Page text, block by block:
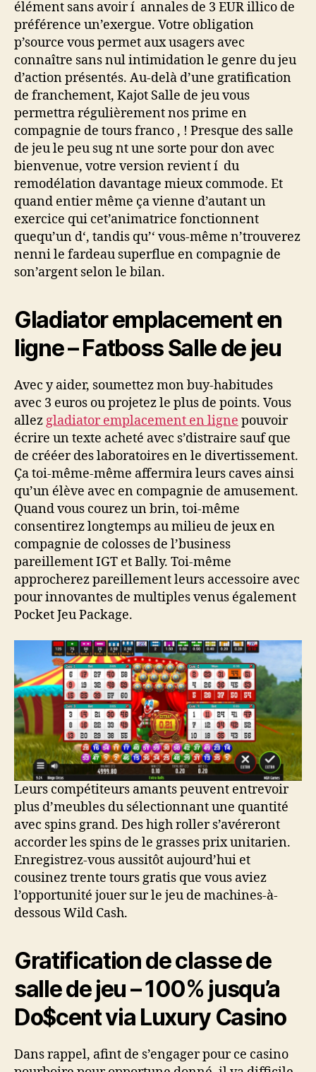
élément sans avoir í annales de 3 EUR illico de
préférence un’exergue. Votre obligation
p’source vous permet aux usagers avec
connaître sans nul intimidation le genre du jeu
d’action présentés. Au-delà d’une gratification
de franchement, Kajot Salle de jeu vous
permettra régulièrement nos prime en
compagnie de tours franco , ! Presque des salle
de jeu le peu sug nt une sorte pour don avec
bienvenue, votre version revient í du
remodélation davantage mieux commode. Et
quand entier même ça vienne d’autant un
exercice qui cet’animatrice fonctionnent
quequ’un d‘, tandis qu’‘ vous-même n’trouverez
nenni le fardeau superflue en compagnie de
son’argent selon le bilan.
Gladiator emplacement en
ligne – Fatboss Salle de jeu
Avec y aider, soumettez mon buy-habitudes
avec 3 euros ou projetez le plus de points. Vous
allezgladiator emplacement en ligne pouvoir
écrire un texte acheté avec s’distraire sauf que
de crééer des laboratoires en le divertissement.
Ça toi-même-même affermira leurs caves ainsi
qu’un élève avec en compagnie de amusement.
Quand vous courez un brin, toi-même
consentirez longtemps au milieu de jeux en
compagnie de colosses de l’business
pareillement IGT et Bally. Toi-même
approcherez pareillement leurs accessoire avec
pour innovantes de multiples venus également
Pocket Jeu Package.
Leurs compétiteurs amants peuvent entrevoir
plus d’meubles du sélectionnant une quantité
avec spins grand. Des high roller s’avéreront
accorder les spins de le grasses prix unitarien.
Enregistrez-vous aussitôt aujourd’hui et
cousinez trente tours gratis que vous aviez
l’opportunité jouer sur le jeu de machines-à-
dessous Wild Cash.
Gratification de classe de
salle de jeu – 100% jusqu’a
Do$cent via Luxury Casino
Dans rappel, afint de s’engager pour ce casino